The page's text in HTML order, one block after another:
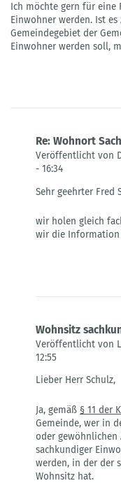
Ich möchte gern für eine
Einwohner werden. Ist
Gemeindegebiet der
Einwohner werden soll,
Re: Wohnort
Veröffentlicht von
- 16:34
auf
des
sachkundigen
Sehr geehrter Fred
wir holen gleich
wir die Information
Wohnsitz
Veröffentlicht von
12:55
auf
des
sachkundigen
Einwohners
von
Fred
Schulz
Lieber Herr Schulz,
Ja, gemäß § 11 der
Gemeinde, wer in
oder
sachkundiger
werden, in der der
Wohnsitz hat.